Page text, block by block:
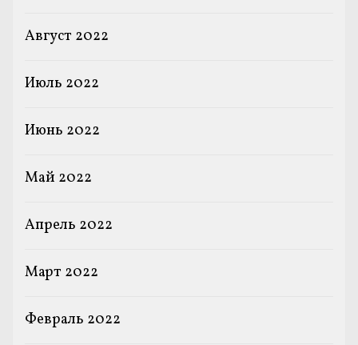
Август 2022
Июль 2022
Июнь 2022
Май 2022
Апрель 2022
Март 2022
Февраль 2022